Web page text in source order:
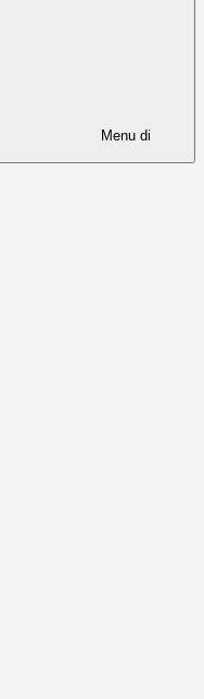
Menu di